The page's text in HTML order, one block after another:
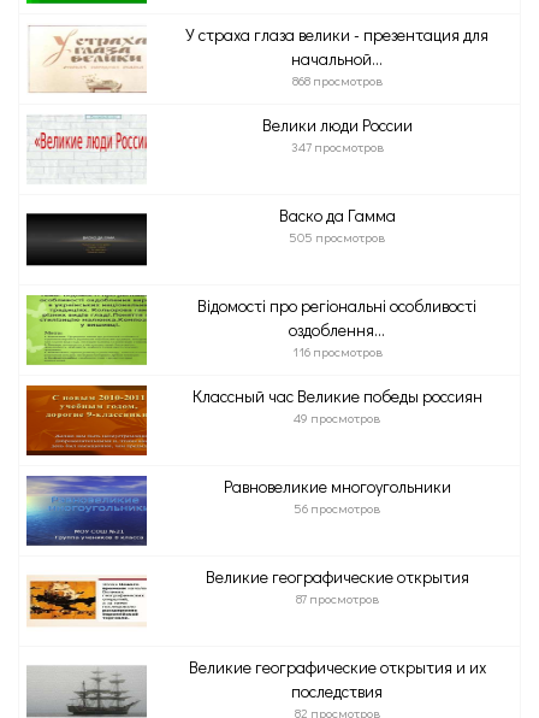
У страха глаза велики - презентация для
начальной...
868 просмотров
Велики люди России
347 просмотров
Васко да Гамма
505 просмотров
Відомості про регіональні особливості
оздоблення...
116 просмотров
Классный час Великие победы россиян
49 просмотров
Равновеликие многоугольники
56 просмотров
Великие географические открытия
87 просмотров
Великие географические открытия и их
последствия
82 просмотров